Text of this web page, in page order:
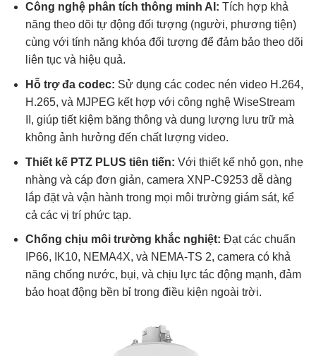
Công nghệ phân tích thông minh AI: Tích hợp khả
năng theo dõi tự động đối tượng (người, phương tiện)
cùng với tính năng khóa đối tượng để đảm bảo theo dõi
liên tục và hiệu quả.
Hỗ trợ đa codec: Sử dụng các codec nén video H.264,
H.265, và MJPEG kết hợp với công nghệ WiseStream
II, giúp tiết kiệm băng thông và dung lượng lưu trữ mà
không ảnh hưởng đến chất lượng video.
Thiết kế PTZ PLUS tiên tiến: Với thiết kế nhỏ gọn, nhẹ
nhàng và cáp đơn giản, camera XNP-C9253 dễ dàng
lắp đặt và vận hành trong mọi môi trường giám sát, kể
cả các vị trí phức tạp.
Chống chịu môi trường khắc nghiệt: Đạt các chuẩn
IP66, IK10, NEMA4X, và NEMA-TS 2, camera có khả
năng chống nước, bụi, và chịu lực tác động mạnh, đảm
bảo hoạt động bền bỉ trong điều kiện ngoài trời.